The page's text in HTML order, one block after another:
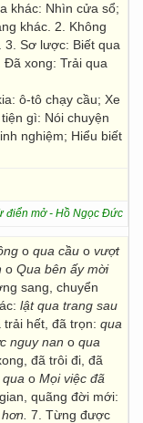
khác: Nhìn cửa sổ;
khác. 2. Không
3. Sơ lược: Biết qua
xong: Trải qua
ô-tô chạy cầu; Xe
gì: Nói chuyện
nghiệm; Hiểu biết
điển mở - Hồ Ngọc Đức
o qua cầu o vượt
o Qua bên ấy mời
sang, chuyển
lật qua trang sau
trải hết, đã trọn: qua
nguy nan o qua
đã trôi đi, đã
o Mọi việc đã
quãng đời mới:
7. Từng được